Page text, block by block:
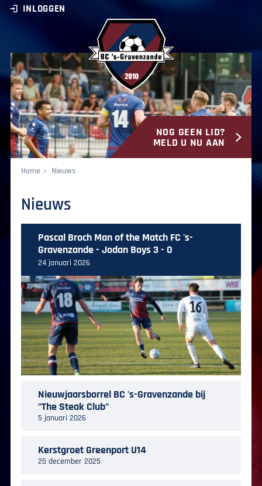
BC ‘s-Gravenzande
INLOGGEN
NOG GEEN LID?
MELD U NU AAN
Home Nieuws
Nieuws
Pascal Broch Man of the Match FC 's-
Gravenzande - Jodan Boys 3 - 0
24 januari 2026
Nieuwjaarsborrel BC 's-Gravenzande bij
"The Steak Club"
5 januari 2026
Kerstgroet Greenport U14
25 december 2025